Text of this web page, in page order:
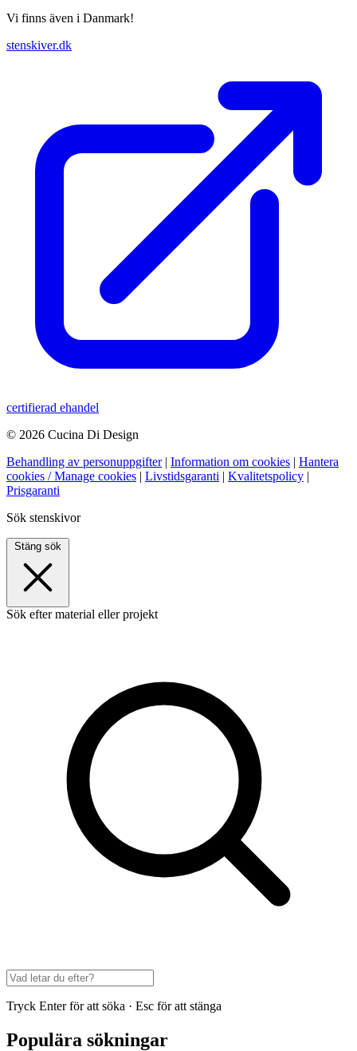
Vi finns även i Danmark!
stenskiver.dk
certifierad ehandel
© 2026 Cucina Di Design
Behandling av personuppgifter | Information om cookies | Hantera
cookies / Manage cookies | Livstidsgaranti | Kvalitetspolicy |
Prisgaranti
Sök stenskivor
Stäng sök
Sök efter material eller projekt
Tryck Enter för att söka · Esc för att stänga
Populära sökningar